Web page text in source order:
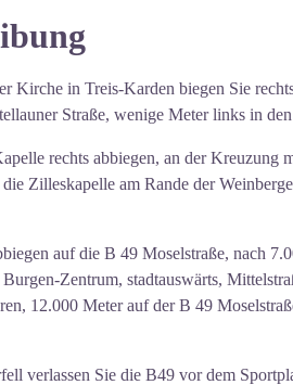
View picture in full screen
folgte der Westturm mit seinem
: Burgen unter Mosel
Kirche in Treis-Karden biegen Sie
Straße, wenige Meter links in
rechts abbiegen, an der Kreuzung
Zilleskapelle am Rande der
auf die B 49 Moselstraße, nach
Zentrum, stadtauswärts,
12.000 Meter auf der B 49
verlassen Sie die B49 vor dem